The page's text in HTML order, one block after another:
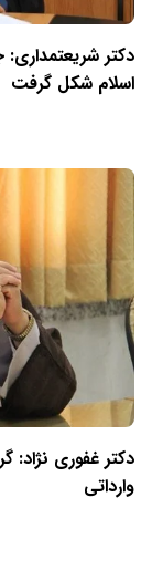
دکتر
اسلام شکل گرفت
دکتر غفوری
وارداتی